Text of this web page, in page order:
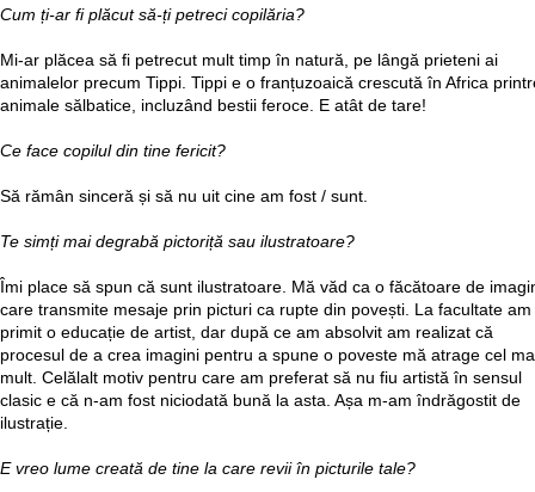
Cum ți-ar fi plăcut să-ți petreci copilăria?
Mi-ar plăcea să fi petrecut mult timp în natură, pe lângă prieteni ai
animalelor precum Tippi. Tippi e o franțuzoaică crescută în Africa
animale sălbatice, incluzând bestii feroce. E atât de tare!
Ce face copilul din tine fericit?
Să rămân sinceră și să nu uit cine am fost / sunt.
Te simți mai degrabă pictoriță sau ilustratoare?
Îmi place să spun că sunt ilustratoare. Mă văd ca o făcătoare de
care transmite mesaje prin picturi ca rupte din povești. La facultate am
primit o educație de artist, dar după ce am absolvit am realizat că
procesul de a crea imagini pentru a spune o poveste mă atrage cel
mult. Celălalt motiv pentru care am preferat să nu fiu artistă în sensul
clasic e că n-am fost niciodată bună la asta. Așa m-am îndrăgostit de
ilustrație.
E vreo lume creată de tine la care revii în picturile tale?